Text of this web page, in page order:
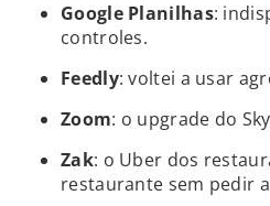
Google Planilhas:
controles.
Feedly: voltei a usar
Zoom: o upgrade do
Zak: o Uber dos
restaurante sem pedir